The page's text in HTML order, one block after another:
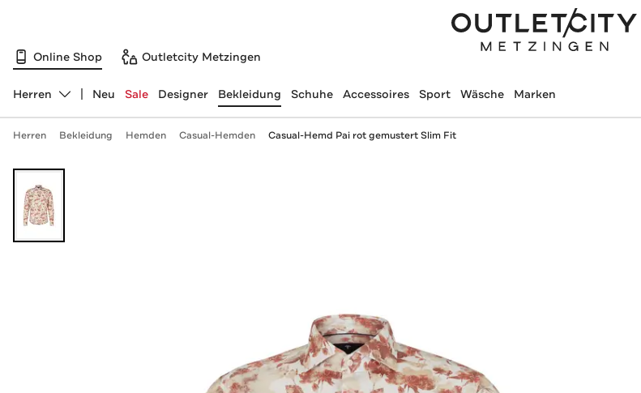
Online Shop Outletcity Metzingen
Abteilung ändern, ausgewählt:
Herren Neu Sale Designer Bekleidung Schuhe Accessoires Sport Wäsche Marken
Herren Bekleidung Hemden Casual-Hemden Casual-Hemd Pai rot gemustert Slim Fit